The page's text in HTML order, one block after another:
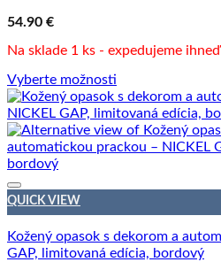
54.90 €
Na sklade 1 ks - expedujeme ihneď
Vyberte možnosti
QUICK VIEW
Kožený opasok s dekorom a
GAP, limitovaná edícia, bordový